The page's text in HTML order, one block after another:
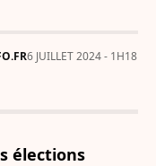
6 JUILLET 2024 - 1H18
élections